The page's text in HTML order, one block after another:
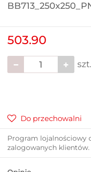
503.90
szt.
Do przechowalni
Program lojalnościowy
zalogowanych klientów.